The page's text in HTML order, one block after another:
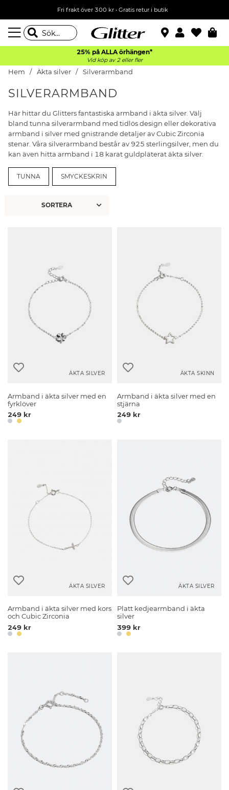
Fri frakt över 300 kr• Gratis retur i butik
25% på ALLA örhängen*
Vid köp av 2 eller fler
Hem Äkta silver Silverarmband
SILVERARMBAND
Här hittar du Glitters fantastiska armband i äkta silver. Välj
bland tunna silverarmband med tidlös design eller dekorativa
armband i silver med gnistrande detaljer av Cubic Zirconia
stenar. Våra silverarmband består av 925 sterlingsilver, men du
kan även hitta armband i 18 karat guldpläterat äkta silver.
TUNNA SMYCKESKRIN
ÄKTA SILVER
Armband i äkta silver med en
fyrklöver
249 kr
ÄKTA SKINN
Armband i äkta silver med en
stjärna
249 kr
ÄKTA SILVER
Armband i äkta silver med kors
och Cubic Zirconia
249 kr
ÄKTA SILVER
Platt kedjearmband i äkta
silver
399 kr